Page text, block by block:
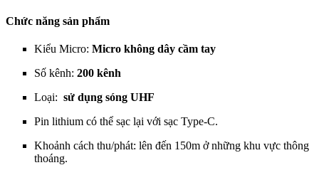
Chức năng sản phẩm
Kiểu Micro: Micro không dây cầm tay
Số kênh: 200 kênh
Loại: sử dụng sóng UHF
Pin lithium có thể sạc lại với sạc Type-C.
Khoảnh cách thu/phát: lên đến 150m ở những khu vực thông
thoáng.